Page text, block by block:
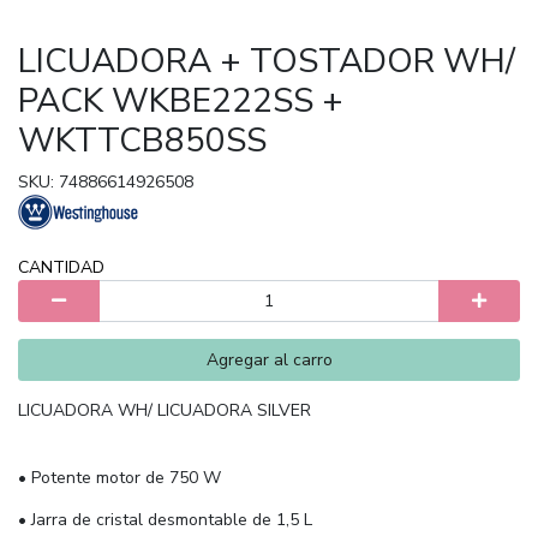
LICUADORA + TOSTADOR WH/
PACK WKBE222SS +
WKTTCB850SS
SKU: 74886614926508
CANTIDAD
Agregar al carro
LICUADORA WH/ LICUADORA SILVER
• Potente motor de 750 W
• Jarra de cristal desmontable de 1,5 L